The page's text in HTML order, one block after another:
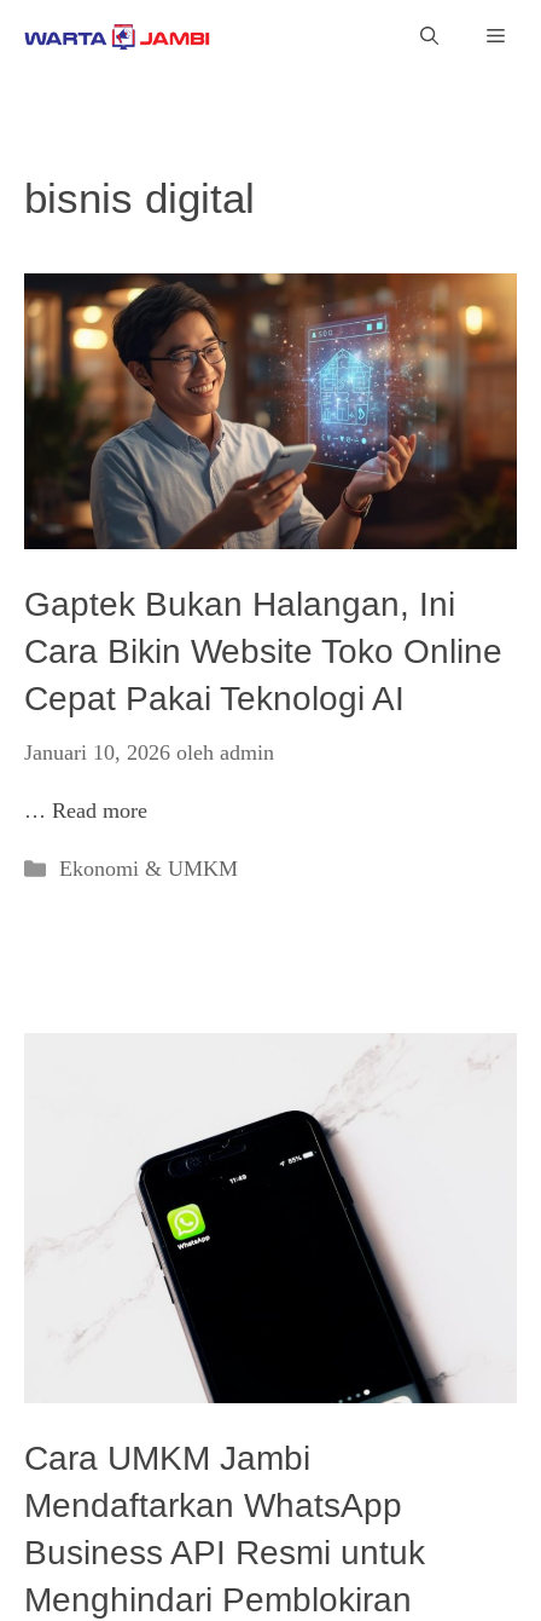
bisnis digital
Gaptek Bukan Halangan, Ini
Cara Bikin Website Toko Online
Cepat Pakai Teknologi AI
Januari 10, 2026 oleh admin
… Read more
Kategori
Ekonomi & UMKM
Cara UMKM Jambi
Mendaftarkan WhatsApp
Business API Resmi untuk
Menghindari Pemblokiran